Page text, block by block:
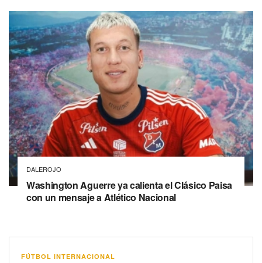
DALEROJO
Washington Aguerre ya calienta el Clásico Paisa
con un mensaje a Atlético Nacional
FÚTBOL INTERNACIONAL